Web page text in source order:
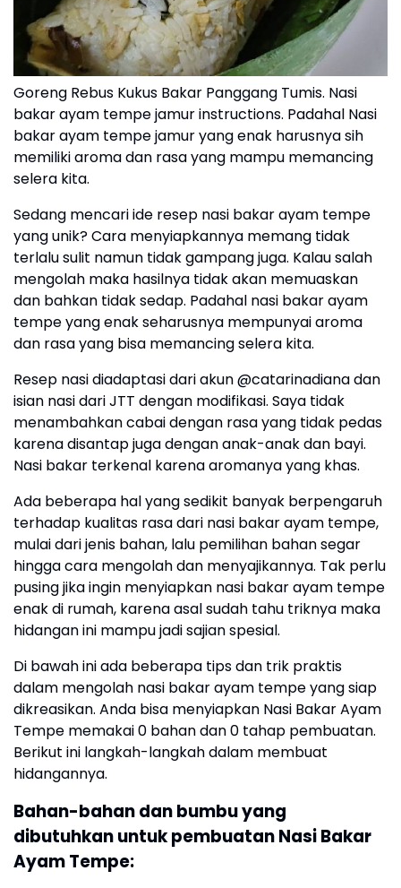
Goreng Rebus Kukus Bakar Panggang Tumis. Nasi
bakar ayam tempe jamur instructions. Padahal Nasi
bakar ayam tempe jamur yang enak harusnya sih
memiliki aroma dan rasa yang mampu memancing
selera kita.
Sedang mencari ide resep nasi bakar ayam tempe
yang unik? Cara menyiapkannya memang tidak
terlalu sulit namun tidak gampang juga. Kalau salah
mengolah maka hasilnya tidak akan memuaskan
dan bahkan tidak sedap. Padahal nasi bakar ayam
tempe yang enak seharusnya mempunyai aroma
dan rasa yang bisa memancing selera kita.
Resep nasi diadaptasi dari akun @catarinadiana dan
isian nasi dari JTT dengan modifikasi. Saya tidak
menambahkan cabai dengan rasa yang tidak pedas
karena disantap juga dengan anak-anak dan bayi.
Nasi bakar terkenal karena aromanya yang khas.
Ada beberapa hal yang sedikit banyak berpengaruh
terhadap kualitas rasa dari nasi bakar ayam tempe,
mulai dari jenis bahan, lalu pemilihan bahan segar
hingga cara mengolah dan menyajikannya. Tak perlu
pusing jika ingin menyiapkan nasi bakar ayam tempe
enak di rumah, karena asal sudah tahu triknya maka
hidangan ini mampu jadi sajian spesial.
Di bawah ini ada beberapa tips dan trik praktis
dalam mengolah nasi bakar ayam tempe yang siap
dikreasikan. Anda bisa menyiapkan Nasi Bakar Ayam
Tempe memakai 0 bahan dan 0 tahap pembuatan.
Berikut ini langkah-langkah dalam membuat
hidangannya.
Bahan-bahan dan bumbu yang
dibutuhkan untuk pembuatan Nasi Bakar
Ayam Tempe: